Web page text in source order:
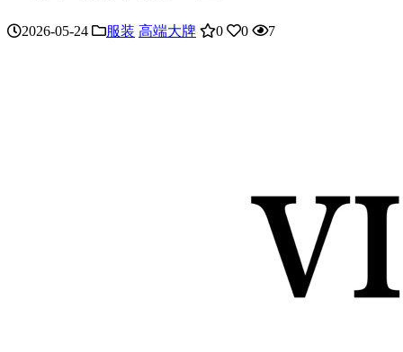
2026-05-24 服装 高端大牌 0 0 7